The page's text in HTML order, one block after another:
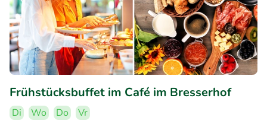
Frühstücksbuffet im Café im Bresserhof
Di Wo Do
Vr